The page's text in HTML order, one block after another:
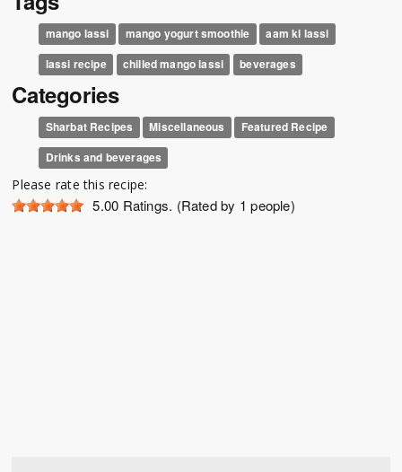
mango lassi mango yogurt smoothie
aam ki lassi
lassi recipe
chilled mango lassi beverages
Categories
Sharbat Recipes Miscellaneous
Featured Recipe
Drinks and beverages
Please rate this recipe:
5.00 Ratings. (Rated by 1 people)